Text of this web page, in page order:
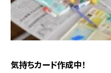
気持ちカード作成中！